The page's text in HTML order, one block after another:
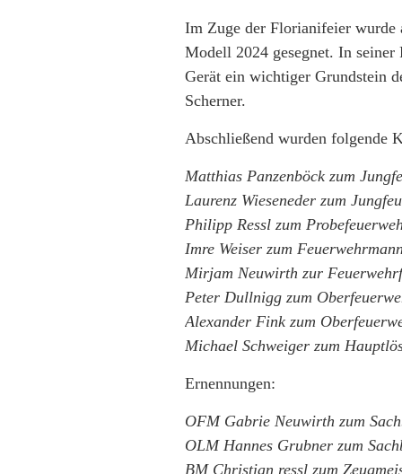
Im Zuge der Florianifeier wurde
Modell 2024 gesegnet. In seiner
Gerät ein wichtiger Grundstein
Scherner.
Abschließend wurden folgende
Matthias Panzenböck zum
Laurenz Wieseneder zum
Philipp Ressl zum
Imre Weiser zum
Mirjam Neuwirth zur
Peter Dullnigg zum
Alexander Fink zum
Michael Schweiger zum
Ernennungen:
OFM Gabrie Neuwirth zum
OLM Hannes Grubner zum
BM Christian ressl zum